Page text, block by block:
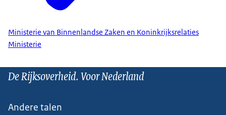
Ministerie van Binnenlandse Zaken en Koninkrijksrelaties
Ministerie
De Rijksoverheid. Voor Nederland
Andere talen